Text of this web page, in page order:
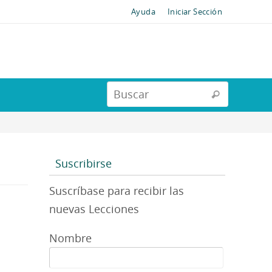
Ayuda Iniciar Sección
Suscribirse
Suscríbase para recibir las
nuevas Lecciones
Nombre